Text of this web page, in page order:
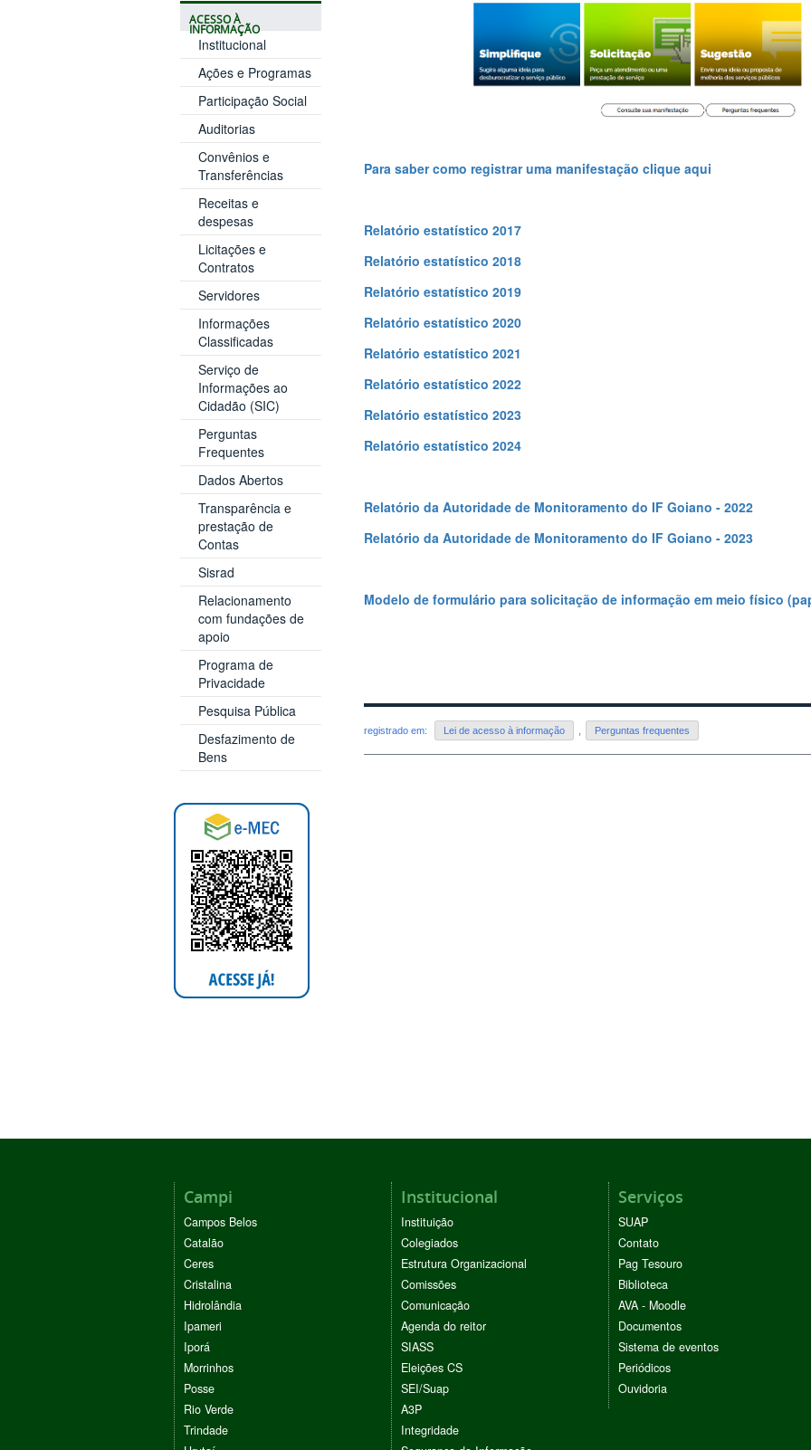
ACESSO À
INFORMAÇÃO
Institucional
Ações e Programas
Participação Social
Auditorias
Convênios e
Transferências
Receitas e
despesas
Licitações e
Contratos
Servidores
Informações
Classificadas
Serviço de
Informações ao
Cidadão (SIC)
Perguntas
Frequentes
Dados Abertos
Transparência e
prestação de
Contas
Sisrad
Relacionamento
com fundações de
apoio
Programa de
Privacidade
Pesquisa Pública
Desfazimento de
Bens
Para saber como registrar uma manifestação clique aqui
Relatório estatístico 2017
Relatório estatístico 2018
Relatório estatístico 2019
Relatório estatístico 2020
Relatório estatístico 2021
Relatório estatístico 2022
Relatório estatístico 2023
Relatório estatístico 2024
Relatório da Autoridade de Monitoramento do IF Goiano - 2022
Relatório da Autoridade de Monitoramento do IF Goiano - 2023
Modelo de formulário para solicitação de informação em meio físico
registrado em: Lei de acesso à informação Perguntas frequentes
Campi
Campos Belos
Catalão
Ceres
Cristalina
Hidrolândia
Ipameri
Iporá
Morrinhos
Posse
Rio Verde
Trindade
Institucional
Instituição
Colegiados
Estrutura Organizacional
Comissões
Comunicação
Agenda do reitor
SIASS
Eleições CS
SEI/Suap
A3P
Integridade
Serviços
SUAP
Contato
Pag Tesouro
Biblioteca
AVA - Moodle
Documentos
Sistema de eventos
Periódicos
Ouvidoria